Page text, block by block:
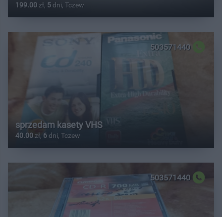
199.00 zł, 5 dni, Tczew
503571440
sprzedam kasety VHS
40.00 zł, 6 dni, Tczew
503571440